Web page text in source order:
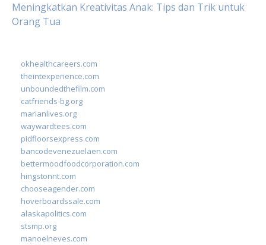
Meningkatkan Kreativitas Anak: Tips dan Trik untuk
Orang Tua
okhealthcareers.com
theintexperience.com
unboundedthefilm.com
catfriends-bg.org
marianlives.org
waywardtees.com
pidfloorsexpress.com
bancodevenezuelaen.com
bettermoodfoodcorporation.com
hingstonnt.com
chooseagender.com
hoverboardssale.com
alaskapolitics.com
stsmp.org
manoelneves.com